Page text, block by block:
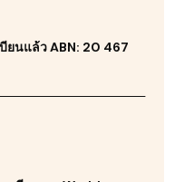
ยนแล้ว ABN: 20 467